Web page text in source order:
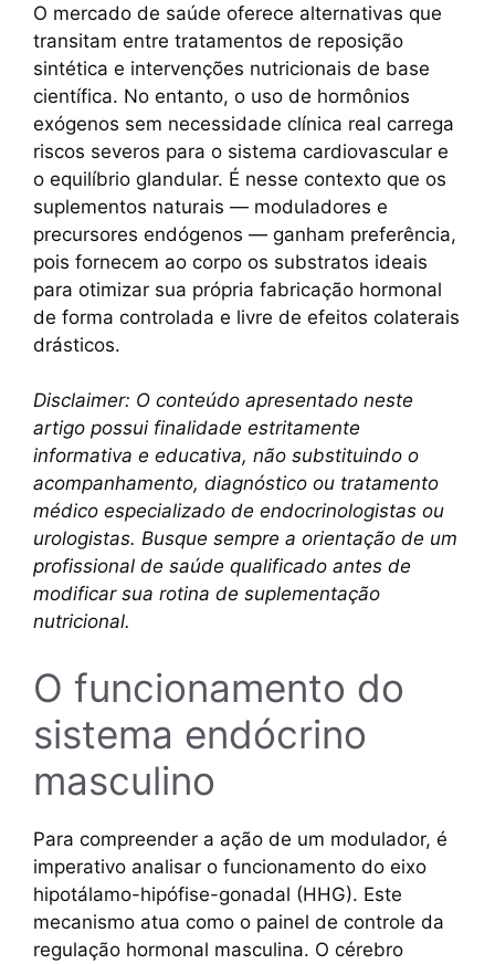
O mercado de saúde oferece alternativas que
transitam entre tratamentos de reposição
sintética e intervenções nutricionais de base
científica. No entanto, o uso de hormônios
exógenos sem necessidade clínica real carrega
riscos severos para o sistema cardiovascular e
o equilíbrio glandular. É nesse contexto que os
suplementos naturais — moduladores e
precursores endógenos — ganham preferência,
pois fornecem ao corpo os substratos ideais
para otimizar sua própria fabricação hormonal
de forma controlada e livre de efeitos colaterais
drásticos.
Disclaimer: O conteúdo apresentado neste
artigo possui finalidade estritamente
informativa e educativa, não substituindo o
acompanhamento, diagnóstico ou tratamento
médico especializado de endocrinologistas ou
urologistas. Busque sempre a orientação de um
profissional de saúde qualificado antes de
modificar sua rotina de suplementação
nutricional.
O funcionamento do
sistema endócrino
masculino
Para compreender a ação de um modulador, é
imperativo analisar o funcionamento do eixo
hipotálamo-hipófise-gonadal (HHG). Este
mecanismo atua como o painel de controle da
regulação hormonal masculina. O cérebro